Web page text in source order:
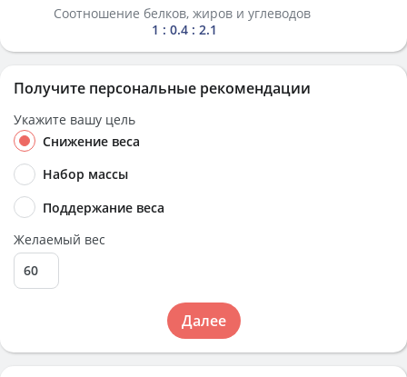
Соотношение белков, жиров и углеводов
1 : 0.4 : 2.1
Получите персональные рекомендации
Укажите вашу цель
Снижение веса
Набор массы
Поддержание веса
Желаемый вес
Далее